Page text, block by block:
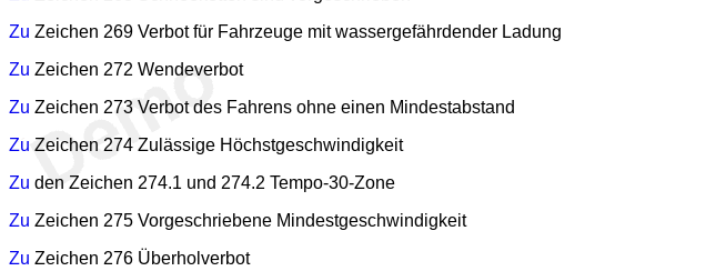
Zu Zeichen 269 Verbot für Fahrzeuge mit wassergefährdender Ladung
Zu Zeichen 272 Wendeverbot
Zu Zeichen 273 Verbot des Fahrens ohne einen Mindestabstand
Zu Zeichen 274 Zulässige Höchstgeschwindigkeit
Zu den Zeichen 274.1 und 274.2 Tempo-30-Zone
Zu Zeichen 275 Vorgeschriebene Mindestgeschwindigkeit
Zu Zeichen 276 Überholverbot